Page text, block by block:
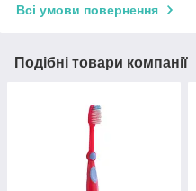
Всі умови повернення
Подібні товари компанії